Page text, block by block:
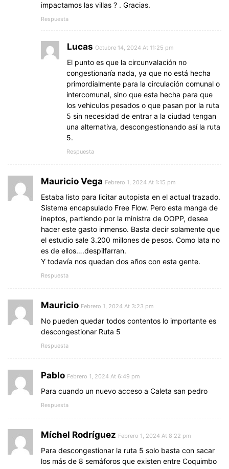
impactamos las villas ? . Gracias.
Respuesta
Lucas Octubre 14, 2024 At 11:25 pm
El punto es que la circunvalación no
congestionaría nada, ya que no está hecha
primordialmente para la circulación comunal o
intercomunal, sino que esta hecha para que
los vehiculos pesados o que pasan por la ruta
5 sin necesidad de entrar a la ciudad tengan
una alternativa, descongestionando así la ruta
5.
Respuesta
Mauricio Vega Febrero 1, 2024 At 1:15 pm
Estaba listo para licitar autopista en el actual trazado.
Sistema encapsulado Free Flow. Pero esta manga de
ineptos, partiendo por la ministra de OOPP, desea
hacer este gasto inmenso. Basta decir solamente que
el estudio sale 3.200 millones de pesos. Como lata no
es de ellos….despilfarran.
Y todavía nos quedan dos años con esta gente.
Respuesta
Mauricio Febrero 1, 2024 At 3:23 pm
No pueden quedar todos contentos lo importante es
descongestionar Ruta 5
Respuesta
Pablo Febrero 1, 2024 At 6:49 pm
Para cuando un nuevo acceso a Caleta san pedro
Respuesta
Míchel Rodríguez Febrero 1, 2024 At 8:22 pm
Para descongestionar la ruta 5 solo basta con sacar
los más de 8 semáforos que existen entre Coquimbo